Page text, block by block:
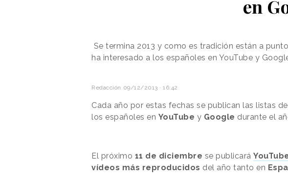
en
Se termina 2013 y como es tradición están a
ha interesado a los españoles en YouTube y
Redacción 09/12/2013 · 16:42
Cada año por estas fechas se publican las listas
los españoles en YouTube y Google durante el
El próximo 11 de diciembre se publicará
vídeos más reproducidos del año tanto en